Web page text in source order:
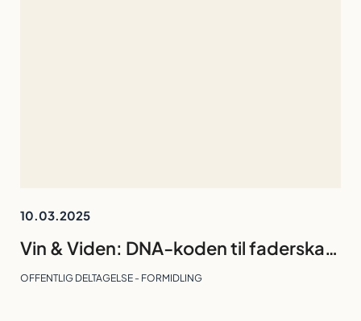
10.03.2025
Vin & Viden: DNA-koden til faderskab og australsk mordsag| 14. maj 2025, 17:00 til 19:00
OFFENTLIG DELTAGELSE - FORMIDLING